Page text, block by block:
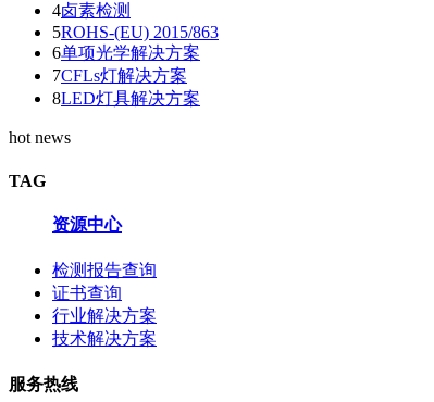
4卤素检测
5ROHS-(EU) 2015/863
6单项光学解决方案
7CFLs灯解决方案
8LED灯具解决方案
hot news
TAG
资源中心
检测报告查询
证书查询
行业解决方案
技术解决方案
服务热线